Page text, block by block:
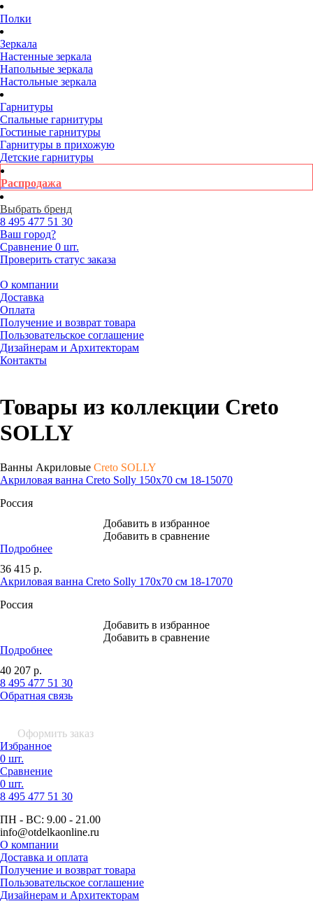
Полки
Зеркала
Настенные зеркала
Напольные зеркала
Настольные зеркала
Гарнитуры
Спальные гарнитуры
Гостиные гарнитуры
Гарнитуры в прихожую
Детские гарнитуры
Распродажа
Выбрать бренд
8 495 477 51 30
Ваш город?
Сравнение 0 шт.
Проверить статус заказа
О компании
Доставка
Оплата
Получение и возврат товара
Пользовательское соглашение
Дизайнерам и Архитекторам
Контакты
Товары из коллекции Creto
SOLLY
Ванны Акриловые Creto SOLLY
Акриловая ванна Creto Solly 150х70 см 18-15070
Россия
Добавить в избранное
Добавить в сравнение
Подробнее
36 415 р.
Акриловая ванна Creto Solly 170х70 см 18-17070
Россия
Добавить в избранное
Добавить в сравнение
Подробнее
40 207 р.
8 495 477 51 30
Обратная связь
Оформить заказ
Избранное
0 шт.
Сравнение
0 шт.
8 495 477 51 30
ПН - ВС: 9.00 - 21.00
info@otdelkaonline.ru
О компании
Доставка и оплата
Получение и возврат товара
Пользовательское соглашение
Дизайнерам и Архитекторам